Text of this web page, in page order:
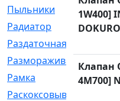
Пыльники
Радиатор
[916]
Раздаточная
Размораживатель
Рамка
Раскоксовывание
1W400]
Клапан
4M700]